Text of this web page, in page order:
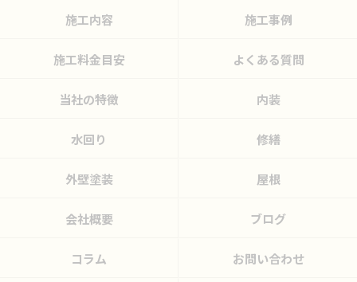
施工内容 施工事例
施工料金目安 よくある質問
当社の特徴 内装
水回り 修繕
外壁塗装 屋根
会社概要 ブログ
コラム お問い合わせ